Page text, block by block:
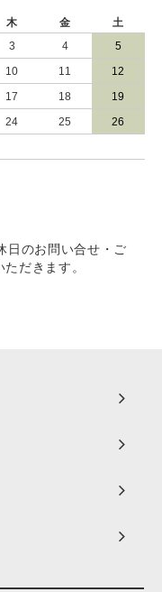
木 金
土
3 4 5
10 11 12
17 18 19
24 25 26
日のお問い合せ・ご
だきます。